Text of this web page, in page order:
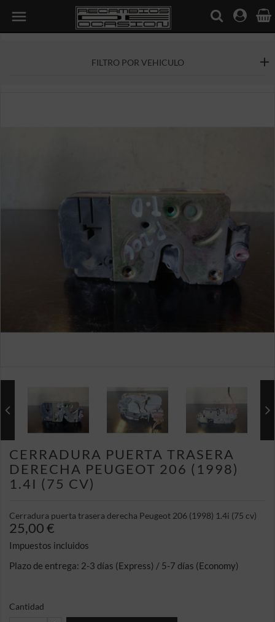

FILTRO POR VEHICULO
CERRADURA PUERTA TRASERA
DERECHA PEUGEOT 206 (1998)
1.4I (75 CV)
Cerradura puerta trasera derecha Peugeot 206 (1998) 1.4i (75 cv)
25,00 €
Impuestos incluidos
Plazo de entrega: 2-3 días (Express) / 5-7 días (Economy)
Cantidad